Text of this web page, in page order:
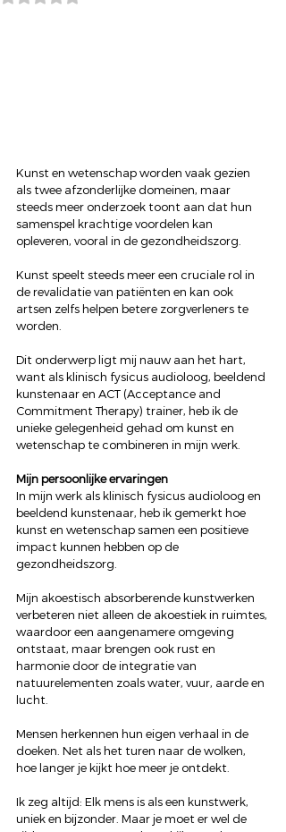
Kunst en wetenschap worden vaak gezien
als twee afzonderlijke domeinen, maar
steeds meer onderzoek toont aan dat hun
samenspel krachtige voordelen kan
opleveren, vooral in de gezondheidszorg.
Kunst speelt steeds meer een cruciale rol in
de revalidatie van patiënten en kan ook
artsen zelfs helpen betere zorgverleners te
worden.
Dit onderwerp ligt mij nauw aan het hart,
want als klinisch fysicus audioloog, beeldend
kunstenaar en ACT (Acceptance and
Commitment Therapy) trainer, heb ik de
unieke gelegenheid gehad om kunst en
wetenschap te combineren in mijn werk.
Mijn persoonlijke ervaringen
In mijn werk als klinisch fysicus audioloog en
beeldend kunstenaar, heb ik gemerkt hoe
kunst en wetenschap samen een positieve
impact kunnen hebben op de
gezondheidszorg.
Mijn akoestisch absorberende kunstwerken
verbeteren niet alleen de akoestiek in ruimtes,
waardoor een aangenamere omgeving
ontstaat, maar brengen ook rust en
harmonie door de integratie van
natuurelementen zoals water, vuur, aarde en
lucht.
Mensen herkennen hun eigen verhaal in de
doeken. Net als het turen naar de wolken,
hoe langer je kijkt hoe meer je ontdekt.
Ik zeg altijd: Elk mens is als een kunstwerk,
uniek en bijzonder. Maar je moet er wel de